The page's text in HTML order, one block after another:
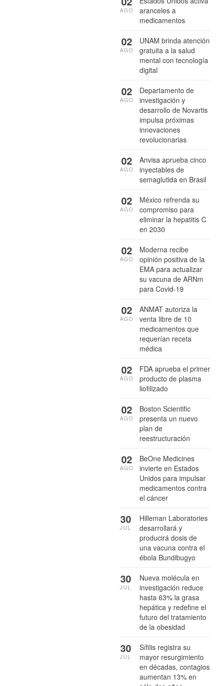
aranceles a
medicamentos
AGO
UNAM brinda atención
gratuita a la salud
mental con tecnología
digital
02
AGO
Departamento de
investigación y
desarrollo de Novartis
impulsa próximas
innovaciones
revolucionarias
02
AGO
Anvisa aprueba cinco
inyectables de
semaglutida en Brasil
02
AGO
México refrenda su
compromiso para
eliminar la hepatitis C
en 2030
02
AGO
Moderna recibe
opinión positiva de la
EMA para actualizar
su vacuna de ARNm
para Covid-19
02
AGO
ANMAT autoriza la
venta libre de 10
medicamentos que
requerían receta
médica
02
AGO
FDA aprueba el primer
producto de plasma
liofilizado
02
AGO
Boston Scientific
presenta un nuevo
plan de
reestructuración
02
AGO
BeOne Medicines
invierte en Estados
Unidos para impulsar
medicamentos contra
el cáncer
02
AGO
Hilleman Laboratories
desarrollará y
producirá dosis de
una vacuna contra el
ébola Bundibugyo
30
JUL
Nueva molécula en
investigación reduce
hasta 63% la grasa
hepática y redefine el
futuro del tratamiento
de la obesidad
30
JUL
Sífilis registra su
mayor resurgimiento
en décadas, contagios
aumentan 13% en
30
JUL